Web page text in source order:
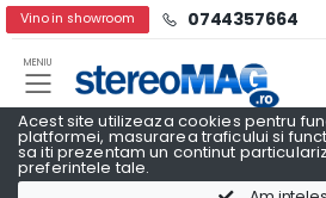
Acest site utilizeaza cookies pentru
platformei, masurarea traficului si
sa iti prezentam un continut
preferintele tale.
Vino in showroom 0744357664
MENIU
Boxe podea HECO